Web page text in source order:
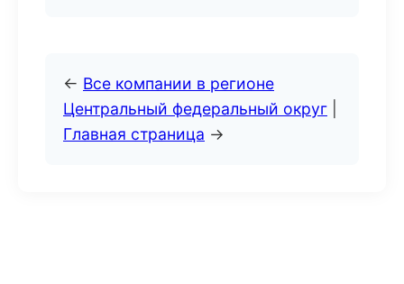
← Все компании в регионе
Центральный федеральный округ
Главная страница →